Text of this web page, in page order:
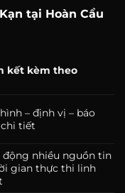
tại Hoàn Cầu
kết kèm theo
– định vị – báo
tiết
động nhiều nguồn tin
gian thực thi linh